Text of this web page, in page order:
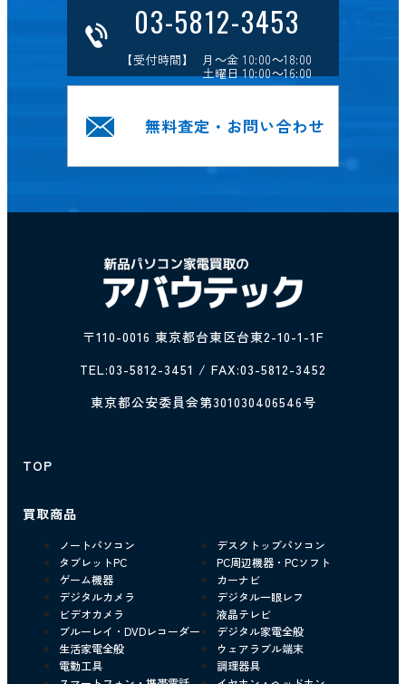
03-5812-3453
【受付時間】 月～金 10:00～18:00
土曜日 10:00～16:00
無料査定・お問い合わせ
〒110-0016 東京都台東区台東2-10-1-1F
TEL:03-5812-3451 / FAX:03-5812-3452
東京都公安委員会第301030406546号
TOP
買取商品
ノートパソコン
デスクトップパソコン
タブレットPC
PC周辺機器・PCソフト
ゲーム機器
カーナビ
デジタルカメラ
デジタル一眼レフ
ビデオカメラ
液晶テレビ
ブルーレイ・DVDレコーダー
デジタル家電全般
生活家電全般
ウェアラブル端末
電動工具
調理器具